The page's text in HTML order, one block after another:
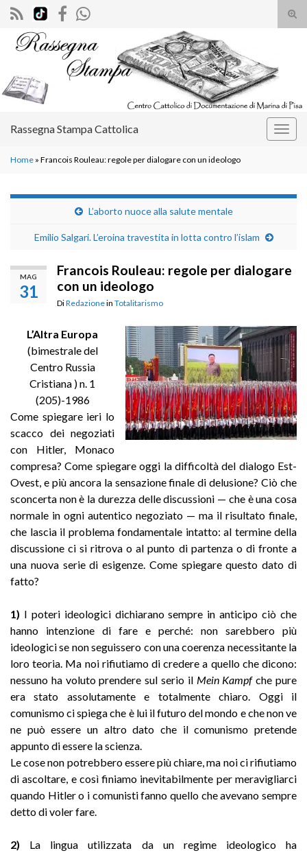
il
Search for:
Rassegna Stampa Cattolica
Home » Francois Rouleau: regole per dialogare con un ideologo
L’aborto nuoce alla salute mentale
Emilio Salgari. L’eroina travestita in lotta contro l’islam
MAG
31
Francois Rouleau: regole per dialogare
con un ideologo
DiRedazionein Totalitarismo
L’Altra Europa
(bimestrale del
Centro Russia
Cristiana ) n. 1
(205)-1986
Come spiegare ieri lo
scacco dei negoziati
con Hitler, Monaco
compresa? Come spiegare oggi la difficoltà del dialogo Est-
Ovest, e più ancora la sensazione finale di delusione? Ciò che
sconcerta non è la durezza delle discussioni — che è una cosa
normale in ogni autentico negoziato — ma il risultato finale,
che lascia il problema fondamentale intatto: al termine della
discussione ci si ritrova o al punto di partenza o di fronte a
una nuova serie di esigenze. Come spiegare questo dato di
fatto?
1) I poteri ideologici dichiarano sempre in anticipo ciò che
hanno intenzione di fare e perché: non sarebbero più
ideologici se non seguissero con una coerenza necessitante la
loro teoria. Ma noi rifiutiamo di credere a quello che dicono:
nessuno ha voluto prendere sul serio il Mein Kampfche pure
era stato assolutamente e totalmente chiaro. Oggi il
comunismo ci spiega che è lui il futuro del mondo e che non ve
ne può essere un altro dato che il comunismo pretende
appunto di essere la scienza.
Le cose non potrebbero essere più chiare, ma noi ci rifiutiamo
di ascoltare, e così finiamo inevitabilmente per meravigliarci
quando Hitler o i comunisti fanno quello che avevano sempre
detto di voler fare.
2) La lingua utilizzata da un regime ideologico ha